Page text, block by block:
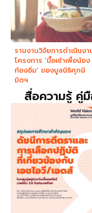
รานงานวิจัยการดำเนินงา
โครงการ ‘มื้อเช้าเพื่อน้อง
ท้องอิ่ม’ ของมูลนิธิศุภนิ
มิตฯ
สื่อความรู้ คู่